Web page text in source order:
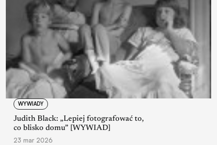
WYWIADY
Judith Black: „Lepiej fotografować to,
co blisko domu” [WYWIAD]
23 mar 2026